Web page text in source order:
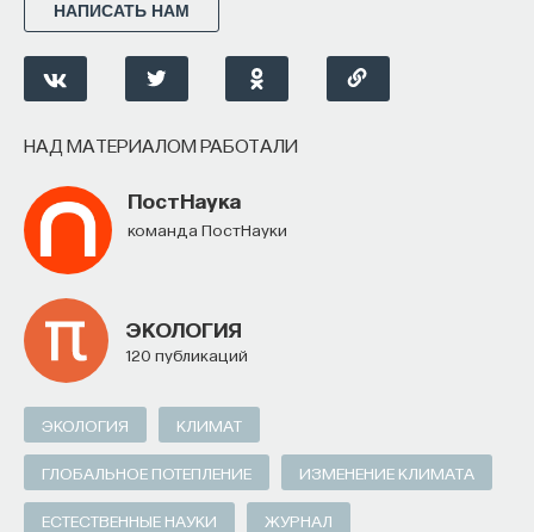
НАПИСАТЬ НАМ
НАД МАТЕРИАЛОМ РАБОТАЛИ
ПостНаука
команда ПостНауки
ЭКОЛОГИЯ
120 публикаций
ЭКОЛОГИЯ КЛИМАТ
ГЛОБАЛЬНОЕ ПОТЕПЛЕНИЕ ИЗМЕНЕНИЕ КЛИМАТА
ЕСТЕСТВЕННЫЕ НАУКИ ЖУРНАЛ